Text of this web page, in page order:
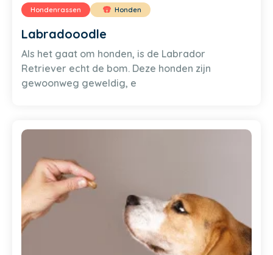
Hondenrassen Honden
Labradooodle
Als het gaat om honden, is de Labrador
Retriever echt de bom. Deze honden zijn
gewoonweg geweldig, e